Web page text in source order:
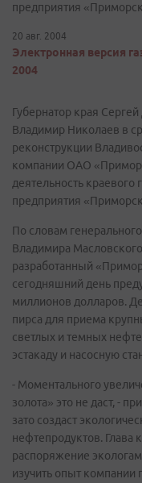
предприятия
20 авг. 2004
Электронная версия
2004
Губернатор края
Владимир Николаев в
реконструкции
компании ОАО
деятельность краевого
предприятия
По словам
Владимира
разработанный
сегодняшний день
миллионов долларов.
пирса для приема
светлых и темных
эстакаду и насосную
- Моментального
золота» это не даст, -
зато создаст
нефтепродуктов. Глава
распоряжение
изучить опыт компании